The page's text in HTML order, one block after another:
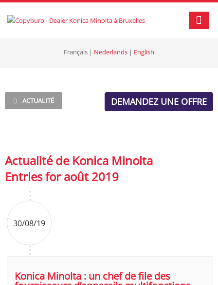
Français | Nederlands | English
ACTUALITÉ DEMANDEZ UNE OFFRE
Actualité de Konica Minolta
Entries for août 2019
30/08/19
Konica Minolta : un chef de file des